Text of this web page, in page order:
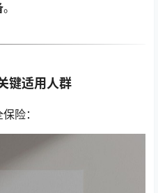
。
键适用人群
险：